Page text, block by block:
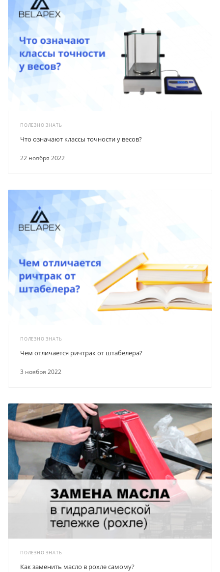
ПОЛЕЗНО ЗНАТЬ
22 ноября 2022
Что означают классы точности у весов?
ПОЛЕЗНО ЗНАТЬ
3 ноября 2022
Чем отличается ричтрак от штабелера?
ПОЛЕЗНО ЗНАТЬ
Как заменить масло в рохле самому?